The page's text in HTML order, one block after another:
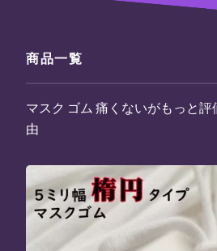
商品一覧
マスク ゴム 痛くないがもっと
由